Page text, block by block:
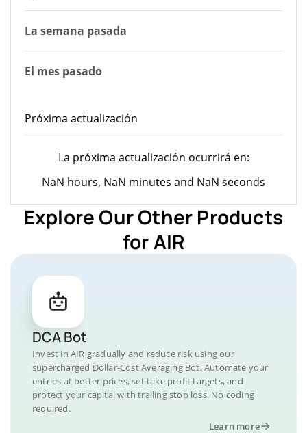
La semana pasada
El mes pasado
Próxima actualización
La próxima actualización ocurrirá en:
NaN hours, NaN minutes and NaN seconds
Explore Our Other Products
for AIR
DCA Bot
Invest in AIR gradually and reduce risk using our
supercharged Dollar-Cost Averaging Bot. Automate your
entries at better prices, set take profit targets, and
protect your capital with trailing stop loss. No coding
required.
Learn more